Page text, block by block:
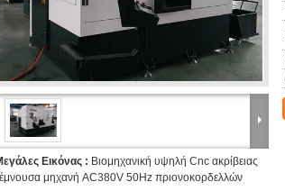
Εικόνας : Βιομηχανική υψηλή Cnc ακρίβειας
μηχανή AC380V 50Hz πριονοκορδελλών